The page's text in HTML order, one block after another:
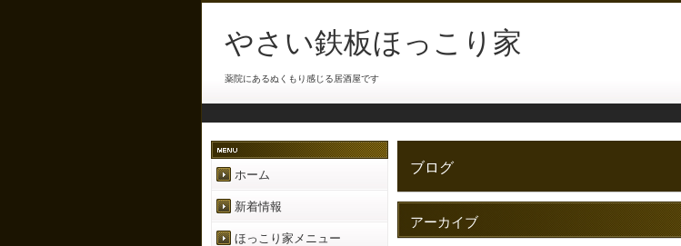
やさい鉄板ほっこり家
薬院にあるぬくもり感じる居酒屋です
ブログ
アーカイブ
ホーム
新着情報
ほっこり家メニュー